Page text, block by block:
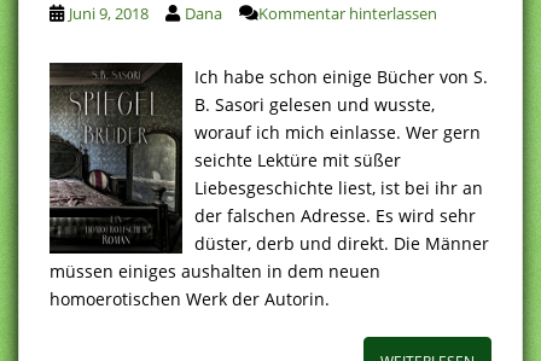
Juni 9, 2018 Dana Kommentar hinterlassen
Ich habe schon einige Bücher von S.
B. Sasori gelesen und wusste,
worauf ich mich einlasse. Wer gern
seichte Lektüre mit süßer
Liebesgeschichte liest, ist bei ihr an
der falschen Adresse. Es wird sehr
düster, derb und direkt. Die Männer
müssen einiges aushalten in dem neuen
homoerotischen Werk der Autorin.